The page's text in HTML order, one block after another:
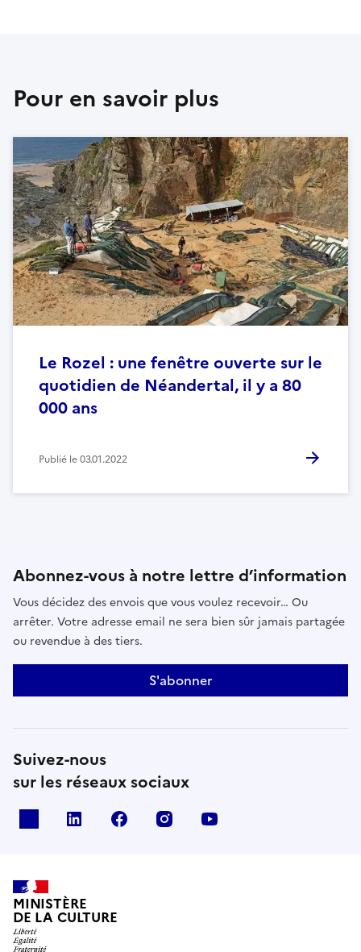
Pour en savoir plus
Le Rozel : une fenêtre ouverte sur le
quotidien de Néandertal, il y a 80
000 ans
Publié le03.01.2022
Abonnez-vous à notre lettre d’information
Vous décidez des envois que vous voulez recevoir… Ou
arrêter. Votre adresse email ne sera bien sûr jamais partagée
ou revendue à des tiers.
S'abonner
Suivez-nous
sur les réseaux sociaux
linkedin facebook instagram
MINISTÈRE
DE LA CULTURE